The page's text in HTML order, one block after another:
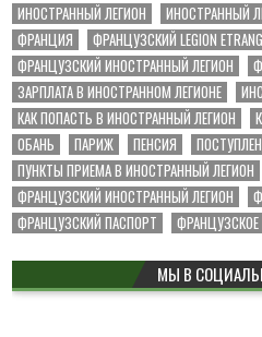
ИНОСТРАННЫЙ ЛЕГИОН
ИНОСТРАННЫЙ
ФРАНЦИЯ
ФРАНЦУЗСКИЙ LEGION
ФРАНЦУЗСКИЙ ИНОСТРАННЫЙ ЛЕГИОН
ЗАРПЛАТА В ИНОСТРАННОМ ЛЕГИОНЕ
КАК ПОПАСТЬ В ИНОСТРАННЫЙ ЛЕГИОН
ОБАНЬ
ПАРИЖ ПЕНСИЯ
ПУНКТЫ ПРИЕМА В ИНОСТРАННЫЙ ЛЕГИОН
ФРАНЦУЗСКИЙ ИНОСТРАННЫЙ ЛЕГИОН
ФРАНЦУЗСКИЙ ПАСПОРТ
МЫ В